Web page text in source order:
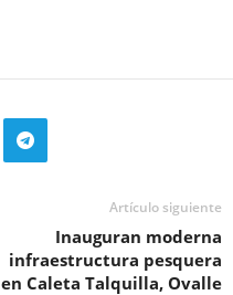
Artículo siguiente
Inauguran moderna
infraestructura pesquera
en Caleta Talquilla, Ovalle